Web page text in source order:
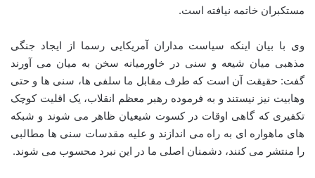
مستکبران خاتمه نیافته است.
وی با بیان اینکه سیاست مداران آمریکایی رسما از ایجاد جنگی
مذهبی میان شیعه و سنی در خاورمیانه سخن به میان می آورند
گفت: حقیقت آن است که طرف مقابل ما سلفی ها، سنی ها و حتی
وهابیت نیز نیستند و به فرموده رهبر معظم انقلاب، یک اقلیت کوچک
تکفیری که گاهی اوقات در کسوت شیعیان ظاهر می شوند و شبکه
های ماهواره ای به راه می اندازند و علیه مقدسات سنی ها مطالبی
را منتشر می کنند، دشمنان اصلی ما در این نبرد محسوب می شوند.